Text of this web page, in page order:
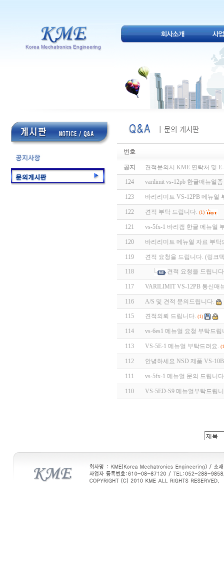
번호
공지 견적문의시 KME 연락처 및
124 varilimit vs-12pb 한글매뉴얼
123 바리리미트 VS-12PB 메뉴얼
122 견적 부탁 드립니다. (1)
121 vs-5fx-1 바리캠 한글 메뉴얼
120 바리리미트 메뉴얼 자료 부탁
119 견적 요청을 드립니다. (링크
118 견적 요청을 드립니
117 VARILIMIT VS-12PB 통신매
116 A/S 및 견적 문의드립니다.
115 견적의뢰 드립니다. (1)
114 vs-6es1 메뉴얼 요청 부탁드립
113 VS-5E-1 메뉴얼 부탁드려요.
112 안녕하세요 NSD 제품 VS-
111 vs-5fx-1 메뉴얼 문의 드립니
110 VS-5ED-S9 메뉴얼부탁드립